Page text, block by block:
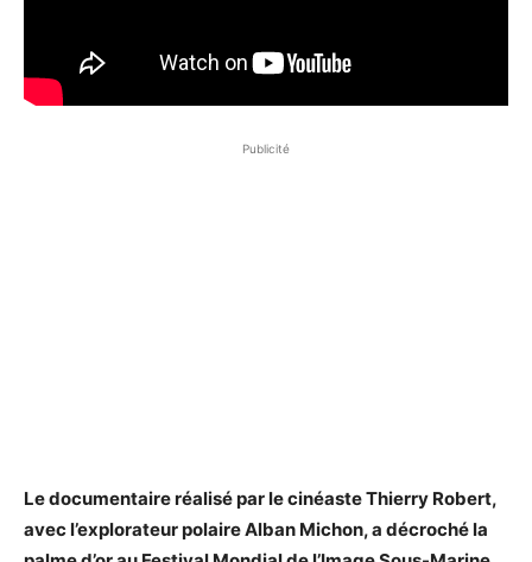
Publicité
Le documentaire réalisé par le cinéaste Thierry Robert,
avec l’explorateur polaire Alban Michon, a décroché la